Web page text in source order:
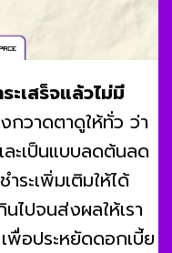
ะเสร็จแล้วไม่มี
กวาดตาดูให้ทั่ว ว่า
ะเป็นแบบลดต้นลด
ระเพิ่มเติมให้ได้
ไปจนส่งผลให้เรา
พื่อประหยัดดอกเบี้ย